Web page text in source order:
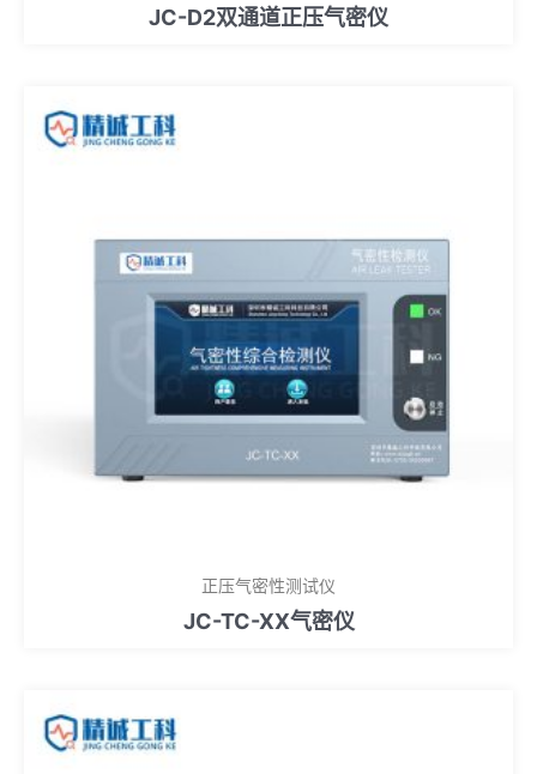
JC-D2双通道正压气密仪
正压气密性测试仪
JC-TC-XX气密仪